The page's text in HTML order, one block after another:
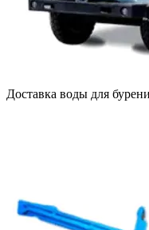
Доставка воды для